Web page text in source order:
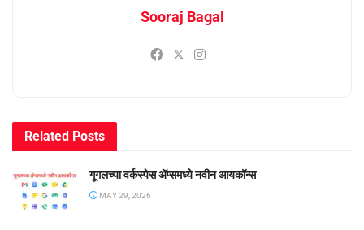
Sooraj Bagal
Related Posts
गूगलच्या वर्कस्पेस अ‍ॅप्समध्ये नवीन आयकॉन्स
MAY 29, 2026